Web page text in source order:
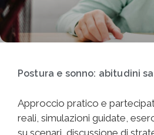
Postura e sonno: abitudini
Approccio pratico e
reali, simulazioni guidate,